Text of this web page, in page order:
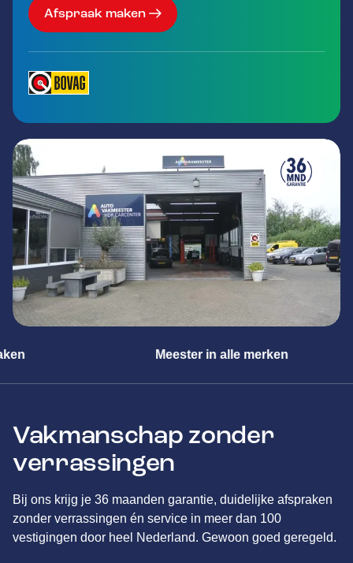
Afspraak maken
Meester in alle merken
Vakmanschap zonder
verrassingen
Bij ons krijg je 36 maanden garantie, duidelijke afspraken
zonder verrassingen én service in meer dan 100
vestigingen door heel Nederland. Gewoon goed geregeld.